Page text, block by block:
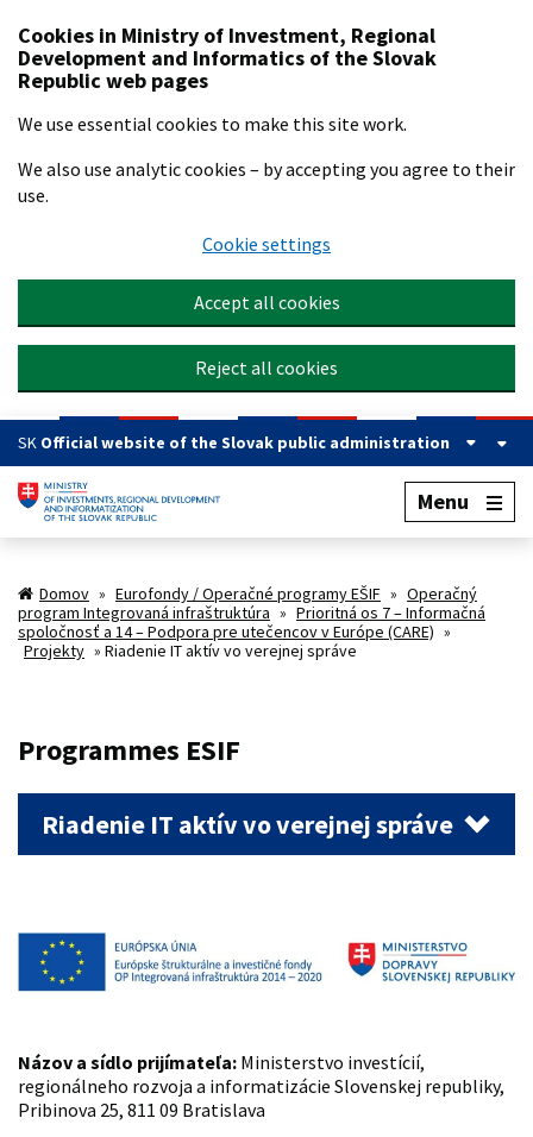
Cookies in Ministry of Investment, Regional
Development and Informatics of the Slovak
Republic web pages
We use essential cookies to make this site work.
We also use analytic cookies – by accepting you agree to their
use.
Cookie settings
Accept all cookies
Reject all cookies
SK Official website of the Slovak public administration
Menu
Domov » Eurofondy / Operačné programy EŠIF » Operačný
program Integrovaná infraštruktúra » Prioritná os 7 – Informačná
spoločnosť a 14 – Podpora pre utečencov v Európe (CARE) »
Projekty » Riadenie IT aktív vo verejnej správe
Programmes ESIF
Riadenie IT aktív vo verejnej správe
Názov a sídlo prijímateľa: Ministerstvo investícií,
regionálneho rozvoja a informatizácie Slovenskej republiky,
Pribinova 25, 811 09 Bratislava